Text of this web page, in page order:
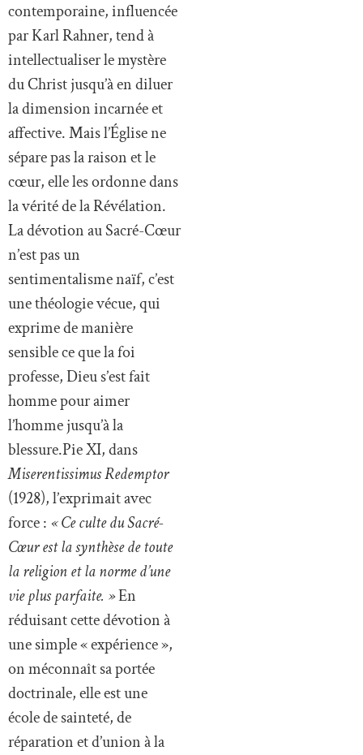
contemporaine, influencée
par Karl Rahner, tend à
intellectualiser le mystère
du Christ jusqu’à en diluer
la dimension incarnée et
affective. Mais l’Église ne
sépare pas la raison et le
cœur, elle les ordonne dans
la vérité de la Révélation.
La dévotion au Sacré-Cœur
n’est pas un
sentimentalisme naïf, c’est
une théologie vécue, qui
exprime de manière
sensible ce que la foi
professe, Dieu s’est fait
homme pour aimer
l’homme jusqu’à la
blessure.Pie XI, dans
Miserentissimus Redemptor
(1928), l’exprimait avec
force : « Ce culte du Sacré-
Cœur est la synthèse de toute
la religion et la norme d’une
vie plus parfaite. »En
réduisant cette dévotion à
une simple « expérience »,
on méconnaît sa portée
doctrinale, elle est une
école de sainteté, de
réparation et d’union à la